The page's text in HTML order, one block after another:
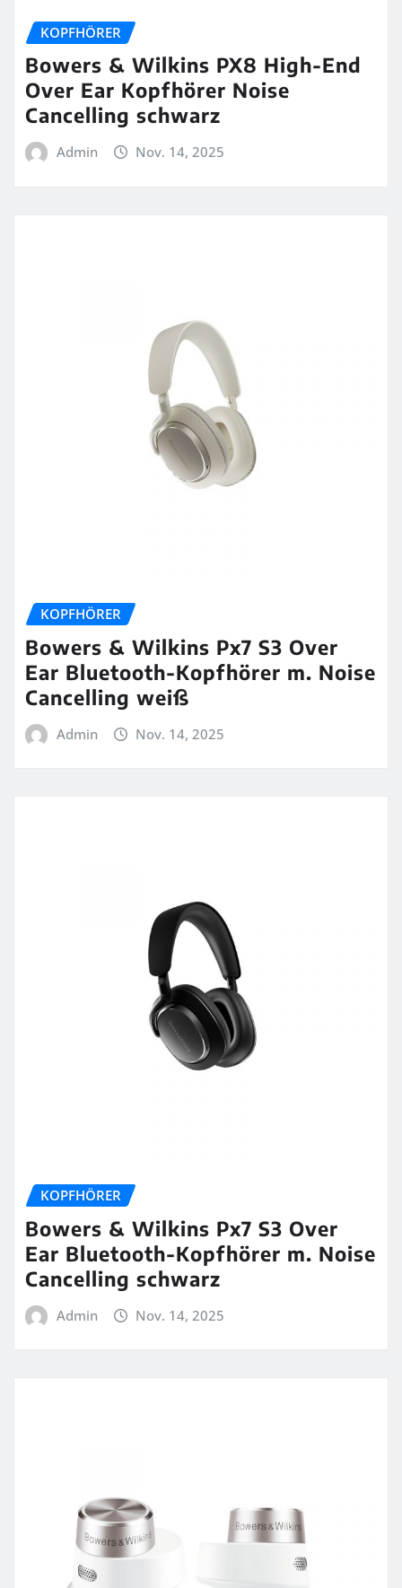
KOPFHÖRER
Bowers & Wilkins PX8 High-End
Over Ear Kopfhörer Noise
Cancelling schwarz
Admin Nov. 14, 2025
KOPFHÖRER
Bowers & Wilkins Px7 S3 Over
Ear Bluetooth-Kopfhörer m. Noise
Cancelling weiß
Admin Nov. 14, 2025
KOPFHÖRER
Bowers & Wilkins Px7 S3 Over
Ear Bluetooth-Kopfhörer m. Noise
Cancelling schwarz
Admin Nov. 14, 2025